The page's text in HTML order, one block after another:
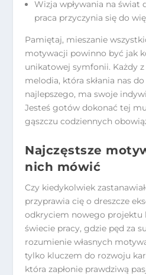
Wizja wpływania na świat
praca przyczynia się do
Pamiętaj, mieszanie
motywacji powinno być jak
unikatowej symfonii. Każdy z
melodia, która skłania nas
najlepszego, ma swoje
Jesteś gotów dokonać tej
gąszczu codziennych
Najczęstsze
nich mówić
Czy kiedykolwiek
przyprawia cię o dreszcze
odkryciem nowego projektu
świecie pracy, gdzie pęd za
rozumienie własnych
tylko kluczem do rozwoju
która zapłonie prawdziwą